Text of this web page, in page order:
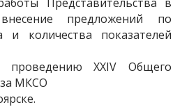
предложений по
и количества показателей
XXIV Общего
МКСО